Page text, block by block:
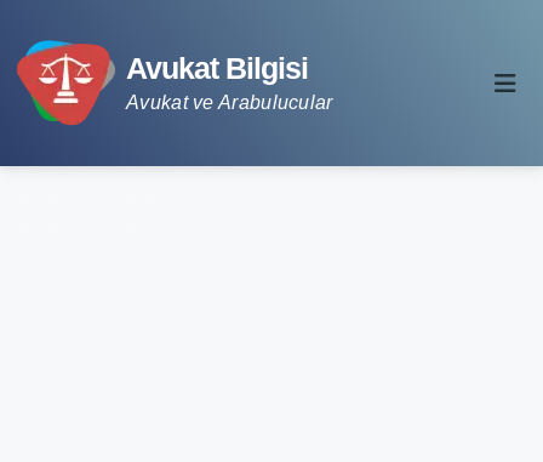
Avukat Bilgisi
Avukat ve Arabulucular